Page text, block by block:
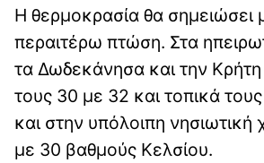
Η θερμοκρασία θα σημειώσει
περαιτέρω πτώση. Στα
τα Δωδεκάνησα και την
τους 30 με 32 και τοπικά
και στην υπόλοιπη
με 30 βαθμούς Κελσίου.